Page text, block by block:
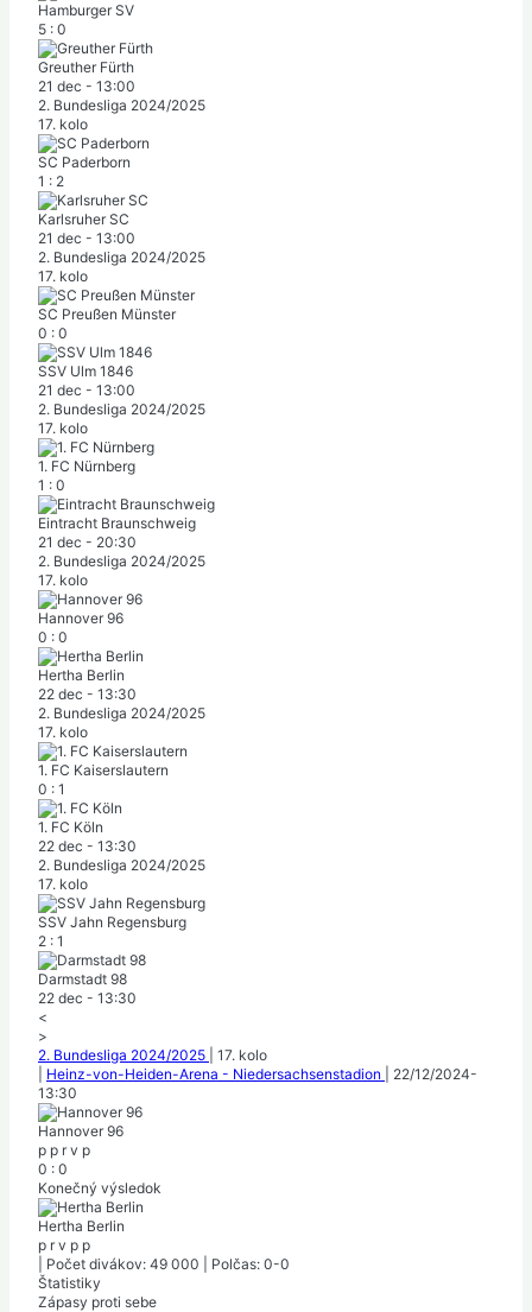
Hamburger SV
5 : 0
Greuther Fürth
21 dec - 13:00
2. Bundesliga 2024/2025
17. kolo
SC Paderborn
1 : 2
Karlsruher SC
21 dec - 13:00
2. Bundesliga 2024/2025
17. kolo
SC Preußen Münster
0 : 0
SSV Ulm 1846
21 dec - 13:00
2. Bundesliga 2024/2025
17. kolo
1. FC Nürnberg
1 : 0
Eintracht Braunschweig
21 dec - 20:30
2. Bundesliga 2024/2025
17. kolo
Hannover 96
0 : 0
Hertha Berlin
22 dec - 13:30
2. Bundesliga 2024/2025
17. kolo
1. FC Kaiserslautern
0 : 1
1. FC Köln
22 dec - 13:30
2. Bundesliga 2024/2025
17. kolo
SSV Jahn Regensburg
2 : 1
Darmstadt 98
22 dec - 13:30
<
>
2. Bundesliga 2024/2025
17. kolo
Heinz-von-Heiden-Arena - Niedersachsenstadion 22/12/2024-
13:30
Hannover 96
p p r v p
0 : 0
Konečný výsledok
Hertha Berlin
p r v p p
Počet divákov: 49 000
Polčas: 0-0
Štatistiky
Zápasy proti sebe